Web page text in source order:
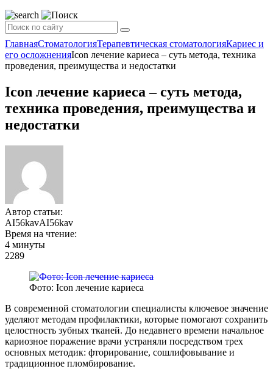
ГлавнаяСтоматологияТерапевтическая стоматологияКариес и
его осложненияIcon лечение кариеса – суть метода, техника
проведения, преимущества и недостатки
Icon лечение кариеса – суть метода,
техника проведения, преимущества и
недостатки
Автор статьи:
AI56kavAI56kav
Время на чтение:
4 минуты
2289
Фото: Icon лечение кариеса
В современной стоматологии специалисты ключевое значение
уделяют методам профилактики, которые помогают сохранить
целостность зубных тканей. До недавнего времени начальное
кариозное поражение врачи устраняли посредством трех
основных методик: фторирование, сошлифовывание и
традиционное пломбирование.